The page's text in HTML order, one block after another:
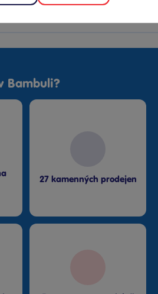
Rezervovat zde
Bambuli?
27 kamenných prodejen